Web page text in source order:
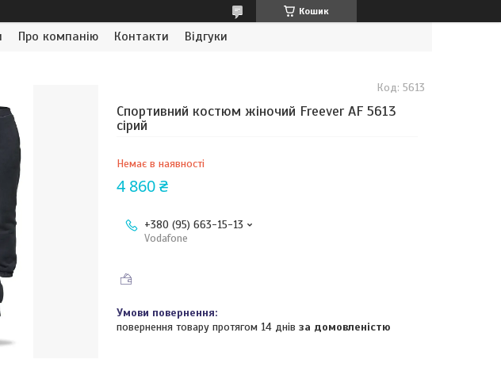
Кошик
Про компанію Контакти Відгуки
Спортивний костюм жіночий Freever AF 5613
сірий
Немає в наявності
Код:5613
4 860 ₴
+380 (95) 663-15-13
Vodafone
повернення товару протягом 14 днів за домовленістю